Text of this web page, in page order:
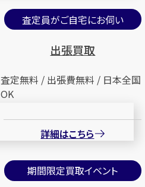
査定員がご自宅にお伺い
出張買取
査定無料 / 出張費無料 / 日本全国
OK
詳細はこちら
期間限定買取イベント